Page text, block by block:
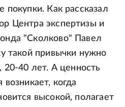
покупки. Как рассказал
Центра экспертизы и
"Сколково" Павел
такой привычки нужно
20-40 лет. А ценность
когда
высокой, полагает